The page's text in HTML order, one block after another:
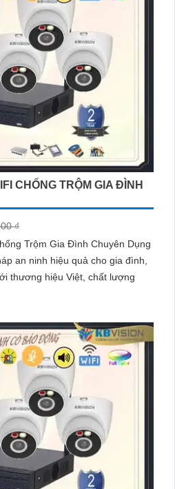
CHỐNG TRỘM GIA ĐÌNH
₫
Trộm Gia Đình Chuyên Dụng
an ninh hiệu quả cho gia đình,